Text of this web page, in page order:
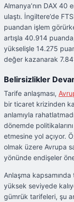
Almanya’nın DAX
ulaştı. İngiltere’de
puandan işlem
artışla 40.914
yükselişle 14.275
değer kazanarak
Belirsizlikler
Tarife anlaşması,
bir ticaret krizinden
anlamıyla
dönemde
etmesine yol açıyor.
olmak üzere Avrupa
yönünde endişeler öne
Anlaşma
yüksek seviyede
gümrük tarifeleri, şu